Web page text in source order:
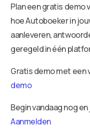
Plan een gratis demo
hoe Autoboeker in
aanleveren,
geregeld in één
Gratis demo met een
demo
Begin vandaag nog
Aanmelden